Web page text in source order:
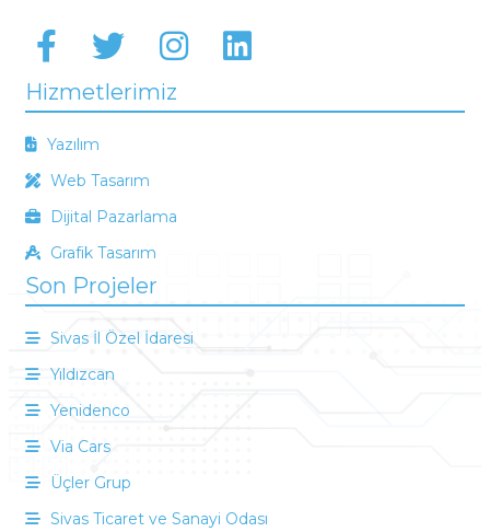
Hizmetlerimiz
Yazılım
Web Tasarım
Dijital Pazarlama
Grafik Tasarım
Son Projeler
Sivas İl Özel İdaresi
Yıldızcan
Yenidenco
Via Cars
Üçler Grup
Sivas Ticaret ve Sanayi Odası